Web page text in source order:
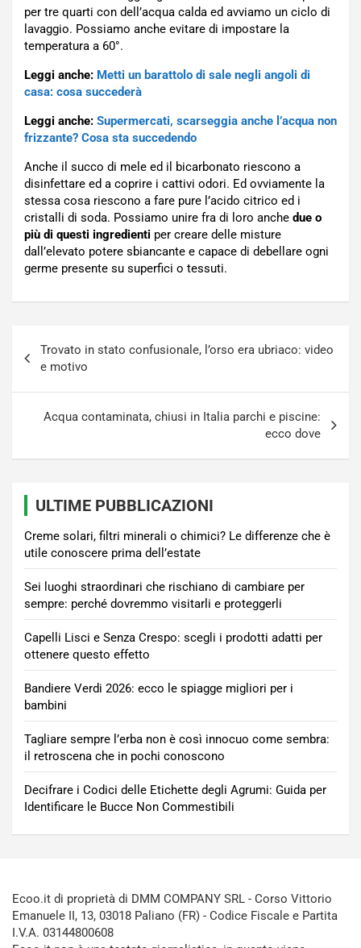
per tre quarti con dell’acqua calda ed avviamo un ciclo di
lavaggio. Possiamo anche evitare di impostare la
temperatura a 60°.
Leggi anche: Metti un barattolo di sale negli angoli di
casa: cosa succederà
Leggi anche: Supermercati, scarseggia anche l’acqua non
frizzante? Cosa sta succedendo
Anche il succo di mele ed il bicarbonato riescono a
disinfettare ed a coprire i cattivi odori. Ed ovviamente la
stessa cosa riescono a fare pure l’acido citrico ed i
cristalli di soda. Possiamo unire fra di loro anche due o
più di questi ingredienti per creare delle misture
dall’elevato potere sbiancante e capace di debellare ogni
germe presente su superfici o tessuti.
articoli
Trovato in stato confusionale, l’orso era ubriaco: video
e motivo
Acqua contaminata, chiusi in Italia parchi e piscine:
ecco dove
ULTIME PUBBLICAZIONI
Creme solari, filtri minerali o chimici? Le differenze che è
utile conoscere prima dell’estate
Sei luoghi straordinari che rischiano di cambiare per
sempre: perché dovremmo visitarli e proteggerli
Capelli Lisci e Senza Crespo: scegli i prodotti adatti per
ottenere questo effetto
Bandiere Verdi 2026: ecco le spiagge migliori per i
bambini
Tagliare sempre l’erba non è così innocuo come sembra:
il retroscena che in pochi conoscono
Decifrare i Codici delle Etichette degli Agrumi: Guida per
Identificare le Bucce Non Commestibili
Ecoo.it di proprietà di DMM COMPANY SRL - Corso Vittorio
Emanuele II, 13, 03018 Paliano (FR) - Codice Fiscale e Partita
I.V.A. 03144800608